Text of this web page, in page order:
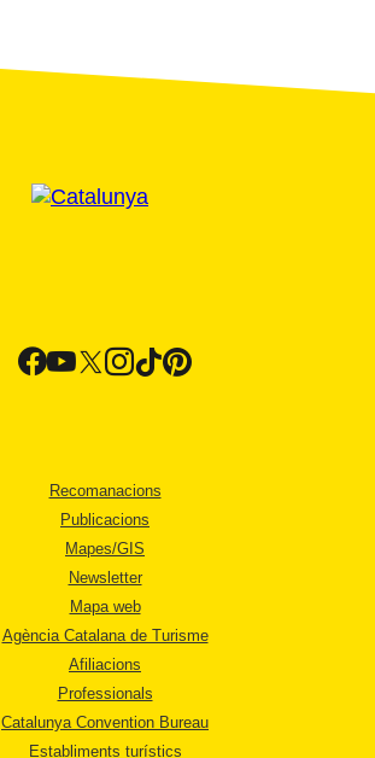
Recomanacions
Publicacions
Mapes/GIS
Newsletter
Mapa web
Agència Catalana de Turisme
Afiliacions
Professionals
Catalunya Convention Bureau
Establiments turístics